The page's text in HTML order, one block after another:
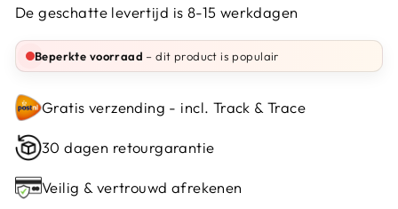
De geschatte levertijd is 8-15 werkdagen
Beperkte voorraad – dit product is populair
Gratis verzending - incl. Track & Trace
30 dagen retourgarantie
Veilig & vertrouwd afrekenen